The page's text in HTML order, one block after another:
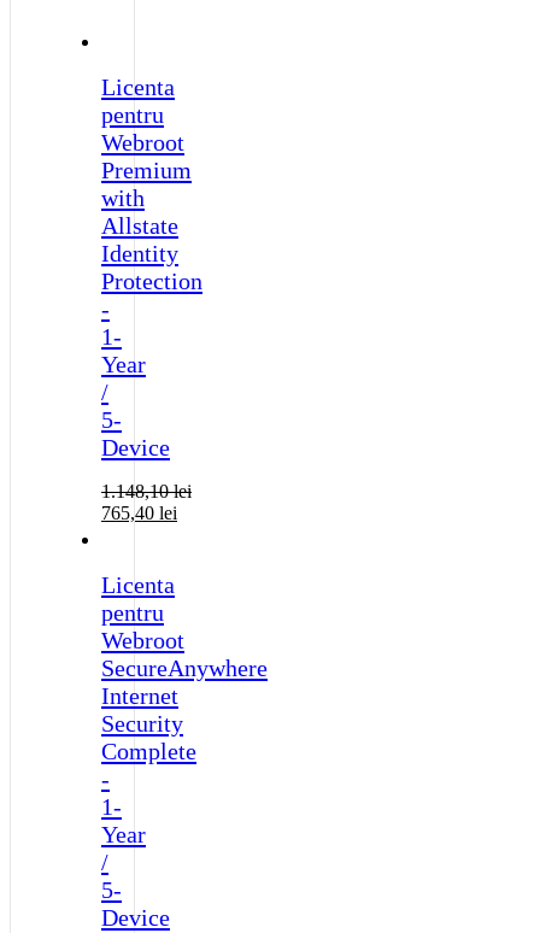
Licenta
pentru
Webroot
Premium
with
Allstate
Identity
Protection
-
1-
Year
/
5-
Device
1.148,10lei
765,40 lei
Licenta
pentru
Webroot
SecureAnywhere
Internet
Security
Complete
-
1-
Year
/
5-
Device